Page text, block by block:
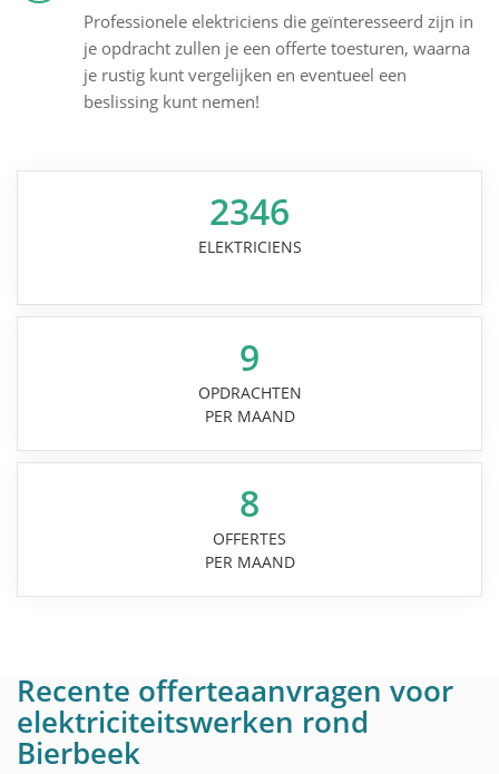
Professionele elektriciens die geïnteresseerd zijn in
je opdracht zullen je een offerte toesturen, waarna
je rustig kunt vergelijken en eventueel een
beslissing kunt nemen!
2346
ELEKTRICIENS
9
OPDRACHTEN
PER MAAND
8
OFFERTES
PER MAAND
Recente offerteaanvragen voor
elektriciteitswerken rond
Bierbeek